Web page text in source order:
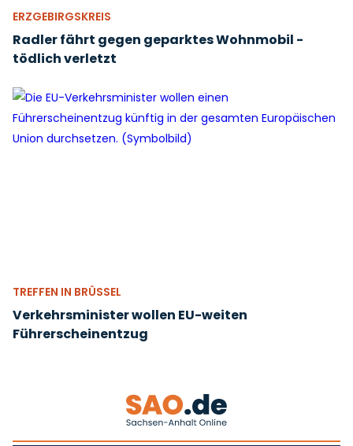
ERZGEBIRGSKREIS
Radler fährt gegen geparktes Wohnmobil -
tödlich verletzt
TREFFEN IN BRÜSSEL
Verkehrsminister wollen EU-weiten
Führerscheinentzug